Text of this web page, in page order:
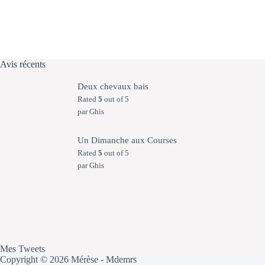
Avis récents
Deux chevaux bais
Rated 5 out of 5
par Ghis
Un Dimanche aux Courses
Rated 5 out of 5
par Ghis
Mes Tweets
Copyright © 2026 Mérèse - Mdemrs